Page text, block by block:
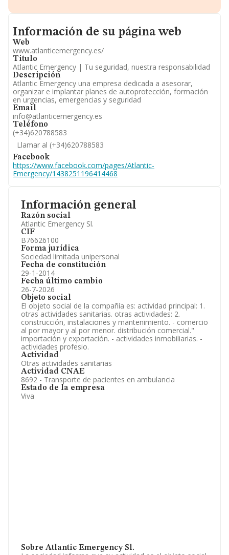
Información general
Razón social
Atlantic Emergency Sl.
CIF
B76626100
Forma jurídica
Sociedad limitada unipersonal
Fecha de constitución
29-1-2014
Fecha último cambio
26-7-2026
Objeto social
El objeto social de la compañía es: actividad principal: 1.
otras actividades sanitarias. otras actividades: 2.
construcción, instalaciones y mantenimiento. - comercio
al por mayor y al por menor. distribución comercial."
importación y exportación. - actividades inmobiliarias. -
actividades profesio.
Actividad
Otras actividades sanitarias
Actividad CNAE
8692 - Transporte de pacientes en ambulancia
Estado de la empresa
Viva
Sobre Atlantic Emergency Sl.
Información oficial y registral complementaria.
Informacion de su página web
Información de su página web
Web
www.atlanticemergency.es/
Titulo
Atlantic Emergency | Tu seguridad, nuestra responsabilidad
Descripción
Atlantic Emergency una empresa dedicada a asesorar,
organizar e implantar planes de autoprotección, formación
en urgencias, emergencias y seguridad
Email
info@atlanticemergency.es
Teléfono
(+34)620788583
Llamar al (+34)620788583
Facebook
https://www.facebook.com/pages/Atlantic-
Emergency/1438251196414468